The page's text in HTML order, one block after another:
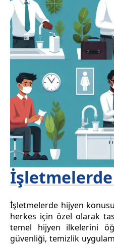
İşletmelerde hijyen
herkes için özel olarak
temel hijyen ilkelerini
güvenliği, temizlik